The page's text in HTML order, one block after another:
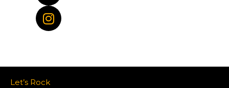
Let’s Rock